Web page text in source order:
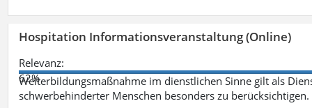
Hospitation Informationsveranstaltung (Online)
Relevanz:
62%
Weiterbildungsmaßnahme im dienstlichen Sinne gilt als
schwerbehinderter Menschen besonders zu berücksichtigen.